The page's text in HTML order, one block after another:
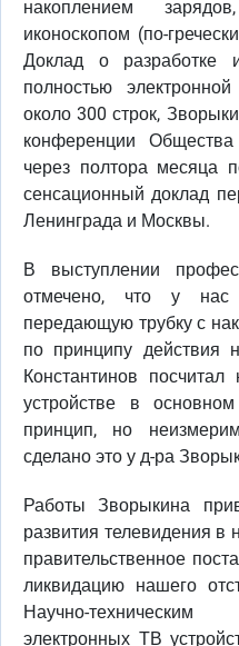
накоплением
иконоскопом (по-
Доклад о разработке
полностью
около 300 строк,
конференции
через полтора месяца
сенсационный доклад
Ленинграда и Москвы.
В выступлении
отмечено, что у нас
передающую трубку с
по принципу действия
Константинов
устройстве в
принцип, но
сделано это у д-ра
Работы Зворыкина
развития телевидения
правительственное
ликвидацию нашего
Научно-
электронных ТВ